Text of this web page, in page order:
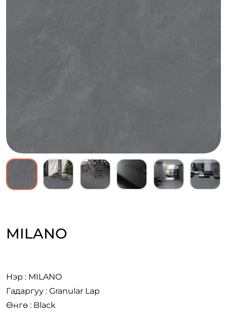
MILANO
Нэр : MILANO
Гадаргуу : Granular Lap
Өнгө : Black